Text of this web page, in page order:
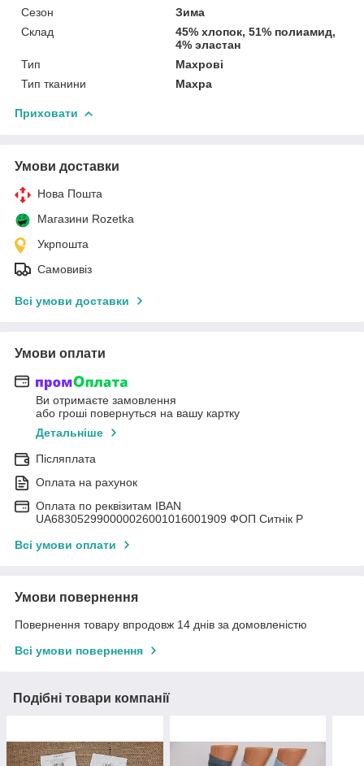
Сезон
Зима
Склад
45% хлопок, 51% полиамид,
4% эластан
Тип
Махрові
Тип тканини
Махра
Приховати
Умови доставки
Нова Пошта
Магазини Rozetka
Укрпошта
Самовивіз
Всі умови доставки
Умови оплати
Ви отримаєте замовлення
або гроші повернуться на вашу картку
Детальніше
Післяплата
Оплата на рахунок
Оплата по реквізитам IBAN
UА683052990000026001016001909 ФОП Ситнік Р
Всі умови оплати
Умови повернення
Повернення товару впродовж 14 днів за домовленістю
Всі умови повернення
Подібні товари компанії